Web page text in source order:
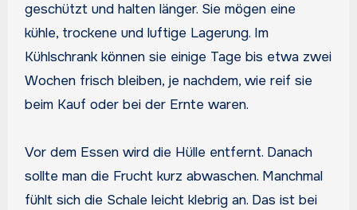
geschützt und halten länger. Sie mögen eine
kühle, trockene und luftige Lagerung. Im
Kühlschrank können sie einige Tage bis etwa zwei
Wochen frisch bleiben, je nachdem, wie reif sie
beim Kauf oder bei der Ernte waren.
Vor dem Essen wird die Hülle entfernt. Danach
sollte man die Frucht kurz abwaschen. Manchmal
fühlt sich die Schale leicht klebrig an. Das ist bei